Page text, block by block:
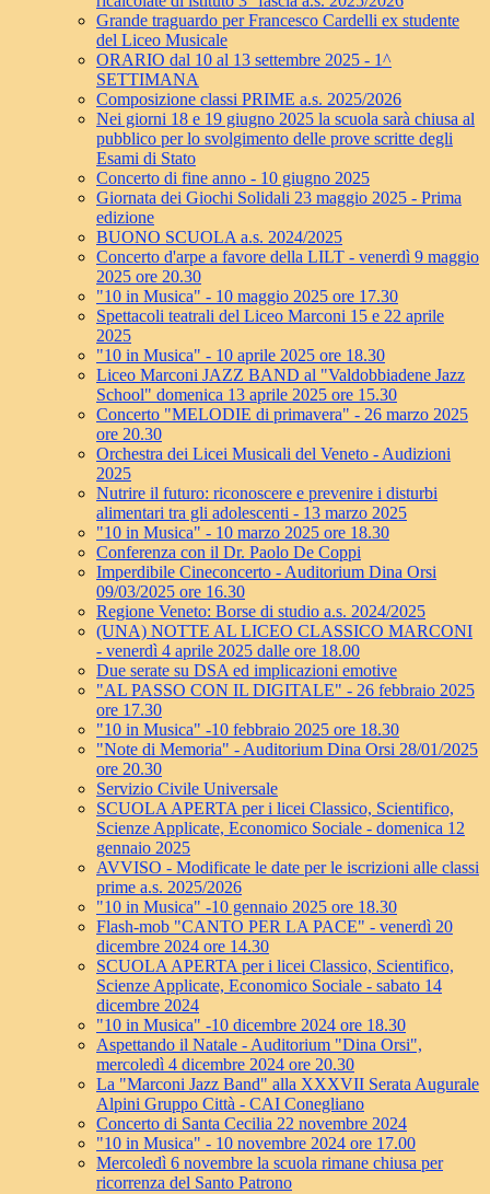
Grande traguardo per Francesco Cardelli ex studente
del Liceo Musicale
ORARIO dal 10 al 13 settembre 2025 - 1^
SETTIMANA
Composizione classi PRIME a.s. 2025/2026
Nei giorni 18 e 19 giugno 2025 la scuola sarà chiusa al
pubblico per lo svolgimento delle prove scritte degli
Esami di Stato
Concerto di fine anno - 10 giugno 2025
Giornata dei Giochi Solidali 23 maggio 2025 - Prima
edizione
BUONO SCUOLA a.s. 2024/2025
Concerto d'arpe a favore della LILT - venerdì 9 maggio
2025 ore 20.30
"10 in Musica" - 10 maggio 2025 ore 17.30
Spettacoli teatrali del Liceo Marconi 15 e 22 aprile
2025
"10 in Musica" - 10 aprile 2025 ore 18.30
Liceo Marconi JAZZ BAND al "Valdobbiadene Jazz
School" domenica 13 aprile 2025 ore 15.30
Concerto "MELODIE di primavera" - 26 marzo 2025
ore 20.30
Orchestra dei Licei Musicali del Veneto - Audizioni
2025
Nutrire il futuro: riconoscere e prevenire i disturbi
alimentari tra gli adolescenti - 13 marzo 2025
"10 in Musica" - 10 marzo 2025 ore 18.30
Conferenza con il Dr. Paolo De Coppi
Imperdibile Cineconcerto - Auditorium Dina Orsi
09/03/2025 ore 16.30
Regione Veneto: Borse di studio a.s. 2024/2025
(UNA) NOTTE AL LICEO CLASSICO MARCONI
- venerdì 4 aprile 2025 dalle ore 18.00
Due serate su DSA ed implicazioni emotive
"AL PASSO CON IL DIGITALE" - 26 febbraio 2025
ore 17.30
"10 in Musica" -10 febbraio 2025 ore 18.30
"Note di Memoria" - Auditorium Dina Orsi 28/01/2025
ore 20.30
Servizio Civile Universale
SCUOLA APERTA per i licei Classico, Scientifico,
Scienze Applicate, Economico Sociale - domenica 12
gennaio 2025
AVVISO - Modificate le date per le iscrizioni alle classi
prime a.s. 2025/2026
"10 in Musica" -10 gennaio 2025 ore 18.30
Flash-mob "CANTO PER LA PACE" - venerdì 20
dicembre 2024 ore 14.30
SCUOLA APERTA per i licei Classico, Scientifico,
Scienze Applicate, Economico Sociale - sabato 14
dicembre 2024
"10 in Musica" -10 dicembre 2024 ore 18.30
Aspettando il Natale - Auditorium "Dina Orsi",
mercoledì 4 dicembre 2024 ore 20.30
La "Marconi Jazz Band" alla XXXVII Serata Augurale
Alpini Gruppo Città - CAI Conegliano
Concerto di Santa Cecilia 22 novembre 2024
"10 in Musica" - 10 novembre 2024 ore 17.00
Mercoledì 6 novembre la scuola rimane chiusa per
ricorrenza del Santo Patrono